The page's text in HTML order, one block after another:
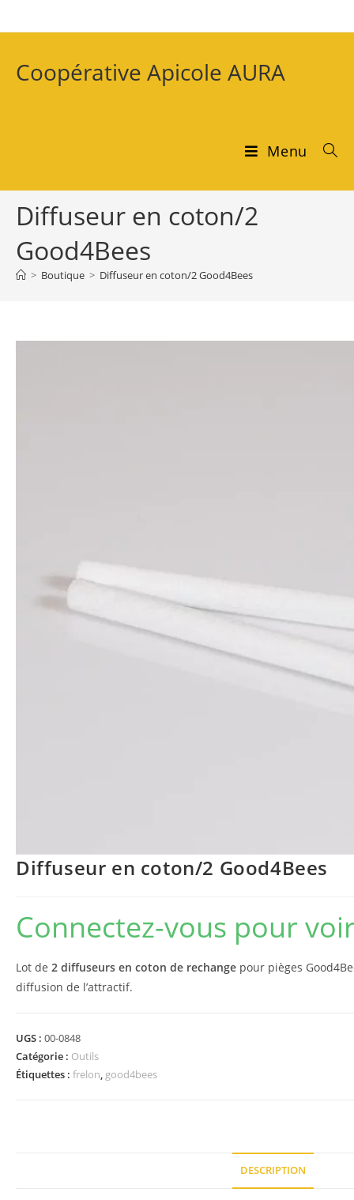
Coopérative Apicole AURA
Menu
Diffuseur en coton/2
Good4Bees
> Boutique > Diffuseur en coton/2 Good4Bees
Diffuseur en coton/2 Good4Bees
Connectez-vous pour
Lot de 2 diffuseurs en coton de rechange pour pièges
diffusion de l’attractif.
UGS : 00-0848
Catégorie : Outils
Étiquettes : frelon, good4bees
DESCRIPTION